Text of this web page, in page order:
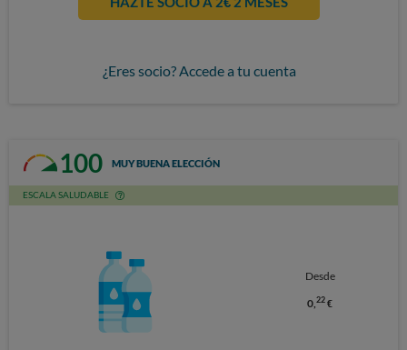
¿Eres socio? Accede a tu cuenta
100 MUY BUENA ELECCIÓN
ESCALA SALUDABLE
Desde
0,22 €